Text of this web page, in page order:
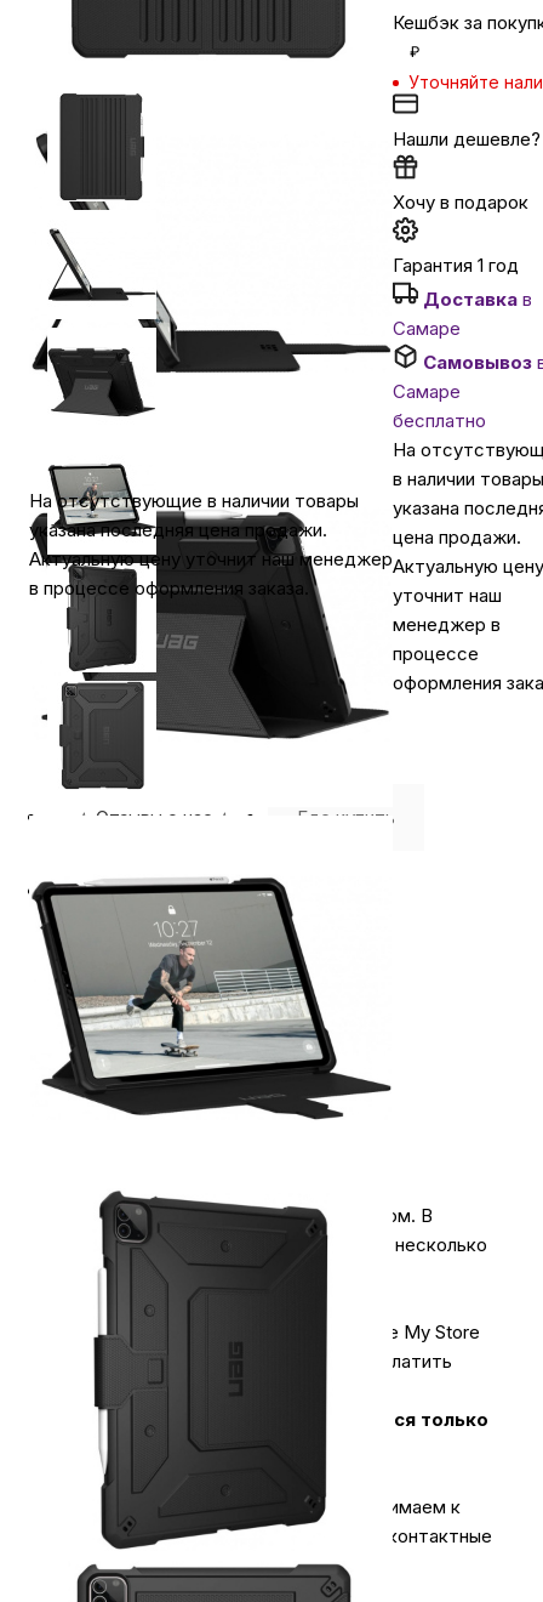
Автомобильные аксессуары
Сервисный центр Apple в Самаре
Подарочные сертификаты
На отсутствующие в наличии товары
указана последняя цена продажи.
Актуальную цену уточнит наш менеджер
в процессе оформления заказа.
Кешбэк за
₽
Уточняйте
Нашли дешевле?
Хочу в подарок
Гарантия 1 год
Доставка в
Самаре
Самовывоз
Самаре
бесплатно
На
в наличии товары
указана
цена продажи.
Актуальную цену
уточнит наш
менеджер в
процессе
оформления
⭐️ Отзывы о нас ⭐️ Где купить
Оплата Доставка
Оплачивайте покупки удобным способом. В
интернет-магазине My Store доступно несколько
вариантов оплаты:
Наличными
При покупке в магазине My Store
или доставке курьером, вы можете оплатить
заказ наличными.
Оплата за технику Apple принимается только
наличными.
Карты & NFC
В магазинах мы принимаем к
оплате карты всех типов, а также бесконтактные
платежи.